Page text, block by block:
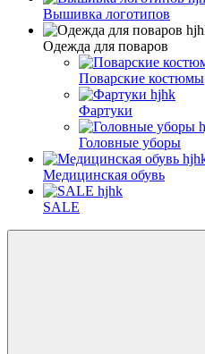
Вышивка логотипов
Одежда для поваров
Поварские костюмы
Фартуки
Головные уборы
Медицинская обувь
SALE